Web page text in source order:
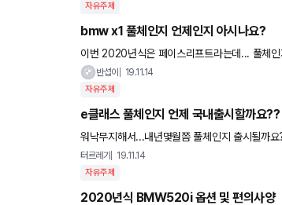
자유주제
bmw x1 풀체인지 언제인지 아시나요?
이번 2020년식은 페이스리프트라는데... 풀체
반섭이 19.11.14
자유주제
e클래스 풀체인지 언제 국내출시할까요??
워낙무지해서...내년몇월쯤 풀체인지 출시될까
터르레기 19.11.14
자유주제
2020년식 BMW520i 옵션 및 편의사양